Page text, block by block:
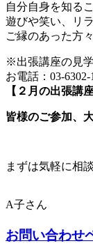
自分自身を知る
遊びや笑い、リ
ご縁のあった方
※出張講座の見
お電話：03-6302-
【２月の出張講
皆様のご参加、
まずは気軽に相
A子さん
お問い合わせ